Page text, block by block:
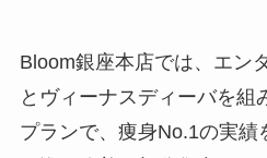
Bloom銀座本店では、エン
とヴィーナスディーバを組
プランで、痩身No.1の実績